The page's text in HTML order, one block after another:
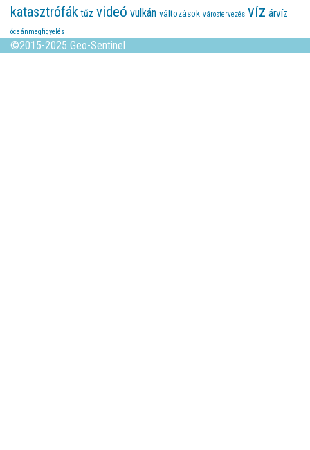
katasztrófák tűz videó vulkán változások várostervezés víz árvíz
óceánmegfigyelés
©2015-2025 Geo-Sentinel